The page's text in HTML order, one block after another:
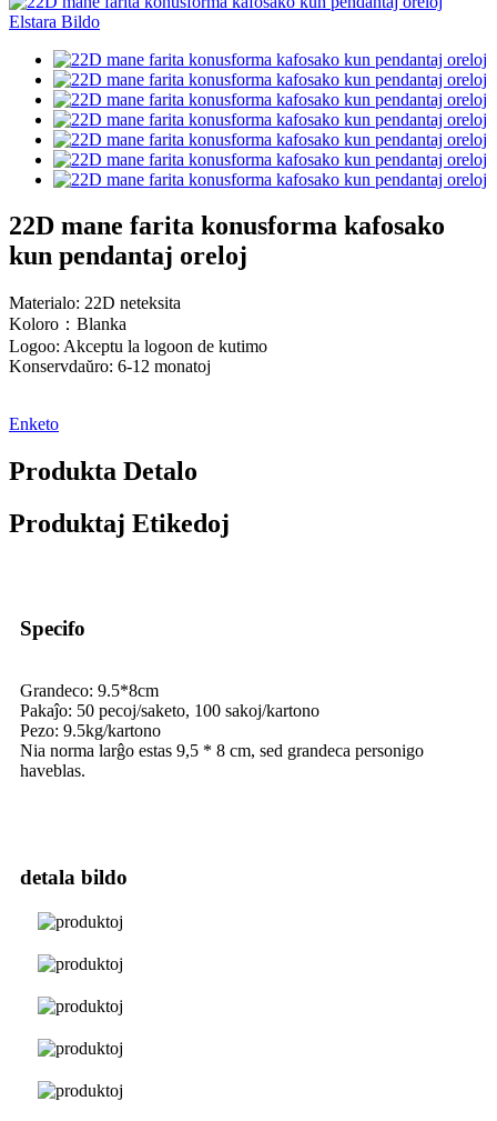
22D mane farita konusforma kafosako
kun pendantaj oreloj
Materialo: 22D neteksita
Koloro：Blanka
Logoo: Akceptu la logoon de kutimo
Konservdaŭro: 6-12 monatoj
Enketo
Produkta Detalo
Produktaj Etikedoj
Specifo
Grandeco: 9.5*8cm
Pakaĵo: 50 pecoj/saketo, 100 sakoj/kartono
Pezo: 9.5kg/kartono
Nia norma larĝo estas 9,5 * 8 cm, sed grandeca personigo
haveblas.
detala bildo